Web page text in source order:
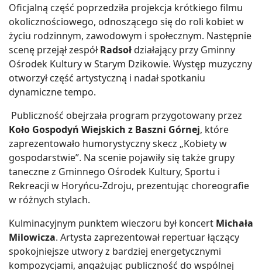
Oficjalną część poprzedziła projekcja krótkiego filmu
okolicznościowego, odnoszącego się do roli kobiet w
życiu rodzinnym, zawodowym i społecznym. Następnie
scenę przejął zespół Radsołdziałający przy Gminny
Ośrodek Kultury w Starym Dzikowie. Występ muzyczny
otworzył część artystyczną i nadał spotkaniu
dynamiczne tempo.
Publiczność obejrzała program przygotowany przez
Koło Gospodyń Wiejskich z Baszni Górnej, które
zaprezentowało humorystyczny skecz „Kobiety w
gospodarstwie”. Na scenie pojawiły się także grupy
taneczne z Gminnego Ośrodek Kultury, Sportu i
Rekreacji w Horyńcu-Zdroju, prezentując choreografie
w różnych stylach.
Kulminacyjnym punktem wieczoru był koncert Michała
Milowicza. Artysta zaprezentował repertuar łączący
spokojniejsze utwory z bardziej energetycznymi
kompozycjami, angażując publiczność do wspólnej